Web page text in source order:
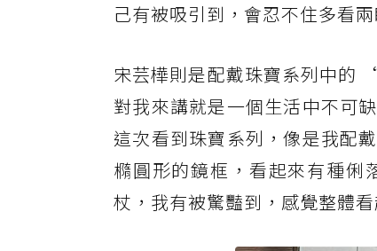
己有被吸引到，會忍不住多看兩
宋芸樺則是配戴珠寶系列中的
對我來講就是一個生活中不可
這次看到珠寶系列，像是我配
橢圓形的鏡框，看起來有種俐
杖，我有被驚豔到，感覺整體